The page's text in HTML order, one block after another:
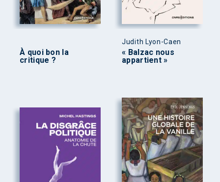
À quoi bon la
critique ?
Judith Lyon-Caen
« Balzac nous
appartient »